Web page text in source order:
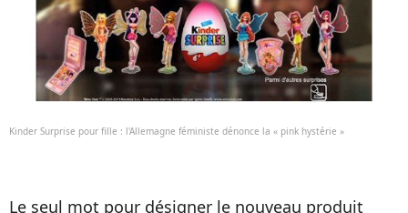
Kinder Surprise pour fille : l'Allemagne féministe dénonce la « pink hystérie »
Le seul mot pour désigner le nouveau produit